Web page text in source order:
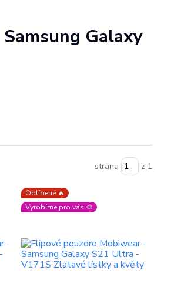
Galaxy
strana z 1
Oblíbené 🔥
Vyrobíme pro vás 🎨